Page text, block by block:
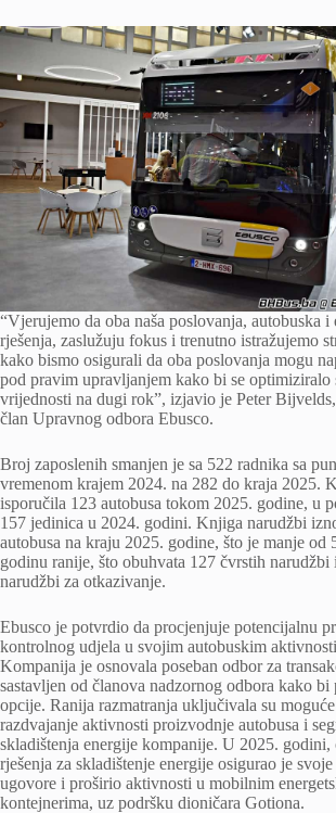
“Vjerujemo da oba naša poslovanja, autobuska i
rješenja, zaslužuju fokus i trenutno istražujemo
kako bismo osigurali da oba poslovanja mogu
pod pravim upravljanjem kako bi se optimiziralo
vrijednosti na dugi rok”, izjavio je Peter
član Upravnog odbora Ebusco.
Broj zaposlenih smanjen je sa 522 radnika sa
vremenom krajem 2024. na 282 do kraja 2025.
isporučila 123 autobusa tokom 2025. godine, u
157 jedinica u 2024. godini. Knjiga narudžbi
autobusa na kraju 2025. godine, što je manje od
godinu ranije, što obuhvata 127 čvrstih narudžbi
narudžbi za otkazivanje.
Ebusco je potvrdio da procjenjuje potencijalnu
kontrolnog udjela u svojim autobuskim
Kompanija je osnovala poseban odbor za
sastavljen od članova nadzornog odbora kako bi
opcije. Ranija razmatranja uključivala su
razdvajanje aktivnosti proizvodnje autobusa i
skladištenja energije kompanije. U 2025. godini,
rješenja za skladištenje energije osigurao je
ugovore i proširio aktivnosti u mobilnim
kontejnerima, uz podršku dioničara Gotiona.